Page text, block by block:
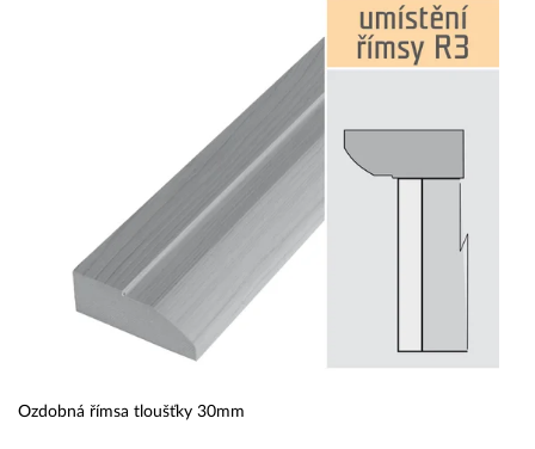
Ozdobná římsa tloušťky 30mm